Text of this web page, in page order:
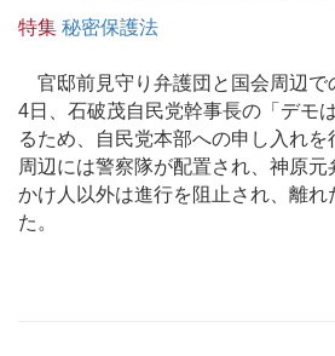
特集 秘密保護法
官邸前見守り弁護団と国会周辺で
4日、石破茂自民党幹事長の「デモ
るため、自民党本部への申し入れ
周辺には警察隊が配置され、神原
かけ人以外は進行を阻止され、離れ
た。